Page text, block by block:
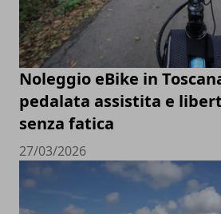
Noleggio eBike in
pedalata assistita e
senza fatica
27/03/2026